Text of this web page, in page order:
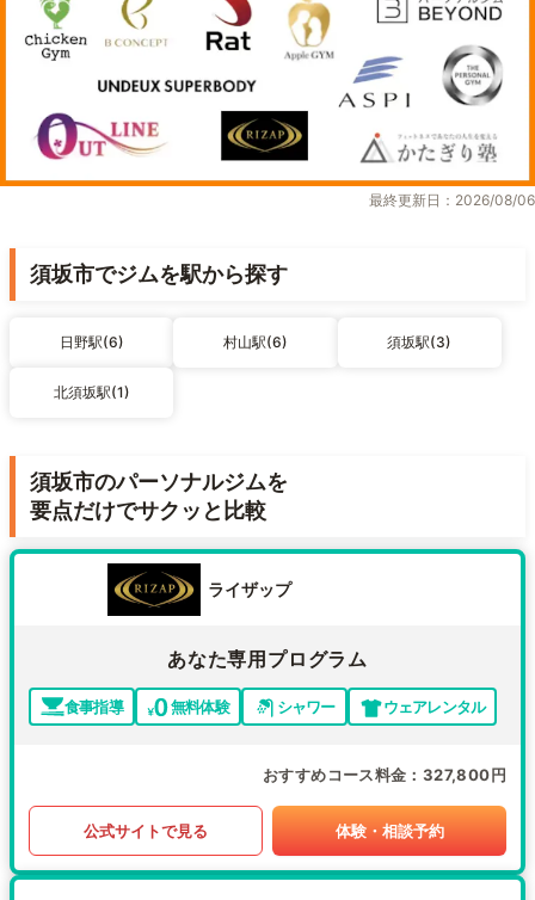
最終更新日：2026/08/06
須坂市でジムを駅から探す
日野駅(6) 村山駅(6) 須坂駅(3)
北須坂駅(1)
須坂市のパーソナルジムを
要点だけでサクッと比較
ライザップ
あなた専用プログラム
食事指導 無料体験 シャワー ウェアレンタル
おすすめコース料金 327,800円
公式サイトで見る 体験・相談予約